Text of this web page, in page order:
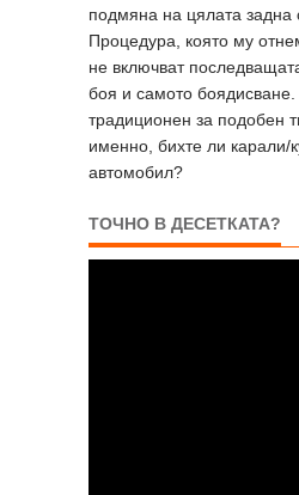
подмяна на цялата задна
Процедура, която му
не включват
боя и самото
традиционен за подобен
именно, бихте ли карали/
автомобил?
ТОЧНО В ДЕСЕТКАТА?